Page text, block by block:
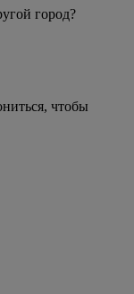
город?
чтобы